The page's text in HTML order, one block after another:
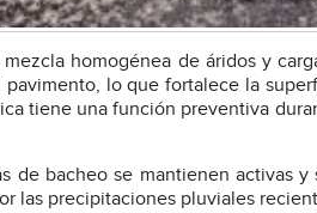
homogénea de áridos y
lo que fortalece la
tiene una función preventiva
de bacheo se mantienen activas
las precipitaciones pluviales